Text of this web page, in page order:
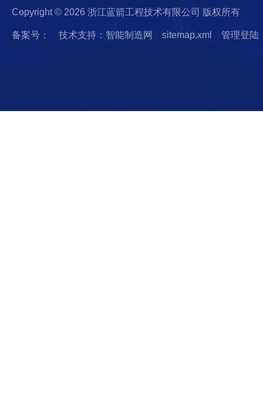
Copyright © 2026 浙江蓝箭工程技术有限公司 版权所有
备案号： 技术支持：智能制造网 sitemap.xml 管理登陆